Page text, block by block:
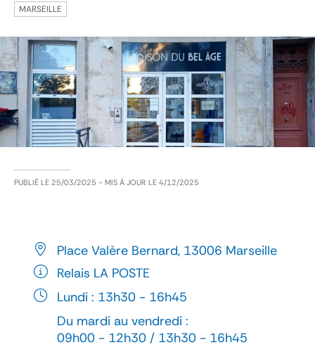
MARSEILLE
PUBLIÉ LE 25/03/2025 - MIS À JOUR LE 4/12/2025
Place Valère Bernard, 13006 Marseille
Relais LA POSTE
Lundi : 13h30 - 16h45
Du mardi au vendredi :
09h00 - 12h30 / 13h30 - 16h45